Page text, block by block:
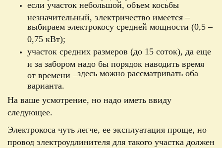
если участок небольшой, объем косьбы
незначительный, электричество имеется –
выбираем электрокосу средней мощности (0,5 –
0,75 кВт);
участок средних размеров (до 15 соток), да еще
и за забором надо бы порядок наводить время
от времени –здесь можно рассматривать оба
варианта.
На ваше усмотрение, но надо иметь ввиду
следующее.
Электрокоса чуть легче, ее эксплуатация проще, но
провод электроудлинителя для такого участка должен